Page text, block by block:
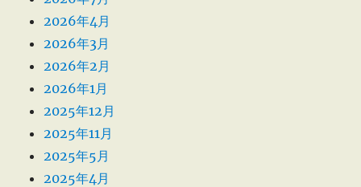
2026年4月
2026年3月
2026年2月
2026年1月
2025年12月
2025年11月
2025年5月
2025年4月